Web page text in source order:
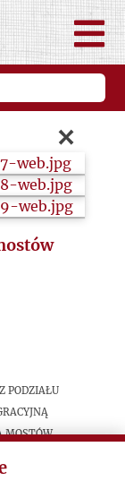
×
podziału
mostów.